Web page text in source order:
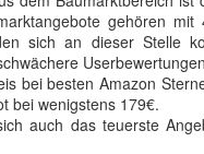
gehören
sich an dieser Stelle
bei besten Amazon
bei wenigstens 179€.
auch das teuerste